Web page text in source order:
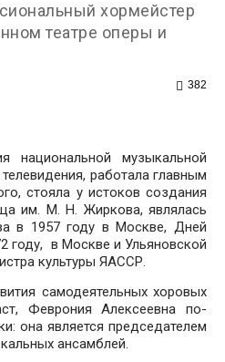
хормейстер
театре оперы и
382
национальной музыкальной
работала главным
стояла у истоков создания
им. М. Н. Жиркова, являлась
в 1957 году в Москве, Дней
году, в Москве и Ульяновской
культуры ЯАССР.
самодеятельных хоровых
Феврония Алексеевна по-
она является председателем
ансамблей.